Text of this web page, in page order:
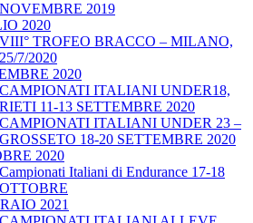
NOVEMBRE 2019
2020
VIII° TROFEO BRACCO – MILANO,
25/7/2020
2020
CAMPIONATI ITALIANI UNDER18,
RIETI 11-13 SETTEMBRE 2020
CAMPIONATI ITALIANI UNDER 23 –
GROSSETO 18-20 SETTEMBRE 2020
2020
Campionati Italiani di Endurance 17-18
OTTOBRE
2021